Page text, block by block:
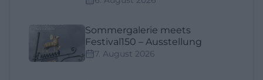
Sommergalerie meets
Festival150 – Ausstellung
7. August 2026